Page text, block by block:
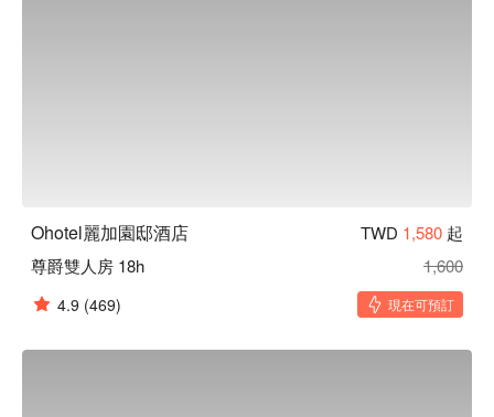
Ohotel麗加園邸酒店 TWD 1,580 起
尊爵雙人房 18h
1,600
4.9 (469) 現在可預訂